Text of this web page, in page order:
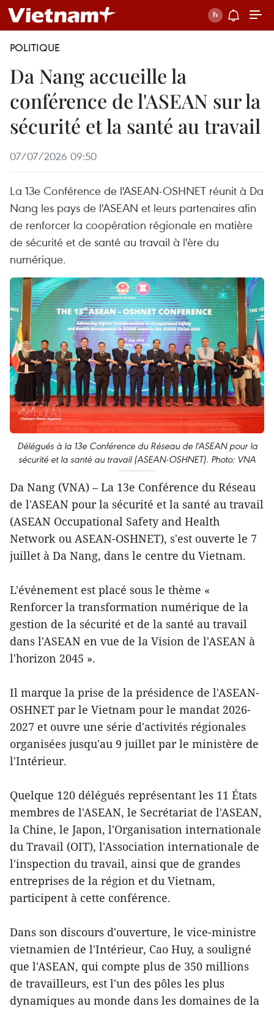
POLITIQUE
Da Nang accueille la
conférence de l'ASEAN sur la
sécurité et la santé au travail
07/07/2026 09:50
La 13e Conférence de l'ASEAN-OSHNET réunit à Da
Nang les pays de l'ASEAN et leurs partenaires afin
de renforcer la coopération régionale en matière
de sécurité et de santé au travail à l'ère du
numérique.
Délégués à la 13e Conférence du Réseau de l'ASEAN pour la
sécurité et la santé au travail (ASEAN-OSHNET). Photo: VNA
Da Nang (VNA) – La 13e Conférence du Réseau
de l'ASEAN pour la sécurité et la santé au travail
(ASEAN Occupational Safety and Health
Network ou ASEAN-OSHNET), s'est ouverte le 7
juillet à Da Nang, dans le centre du Vietnam.
L'événement est placé sous le thème «
Renforcer la transformation numérique de la
gestion de la sécurité et de la santé au travail
dans l'ASEAN en vue de la Vision de l'ASEAN à
l'horizon 2045 ».
Il marque la prise de la présidence de l'ASEAN-
OSHNET par le Vietnam pour le mandat 2026-
2027 et ouvre une série d'activités régionales
organisées jusqu'au 9 juillet par le ministère de
l'Intérieur.
Quelque 120 délégués représentant les 11 États
membres de l'ASEAN, le Secrétariat de l'ASEAN,
la Chine, le Japon, l'Organisation internationale
du Travail (OIT), l'Association internationale de
l'inspection du travail, ainsi que de grandes
entreprises de la région et du Vietnam,
participent à cette conférence.
Dans son discours d'ouverture, le vice-ministre
vietnamien de l'Intérieur, Cao Huy, a souligné
que l'ASEAN, qui compte plus de 350 millions
de travailleurs, est l'un des pôles les plus
dynamiques au monde dans les domaines de la